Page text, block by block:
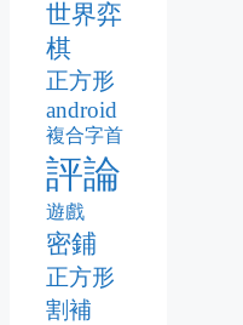
世界弈
棋
正方形
android
複合字首
評論
遊戲
密鋪
正方形
割補